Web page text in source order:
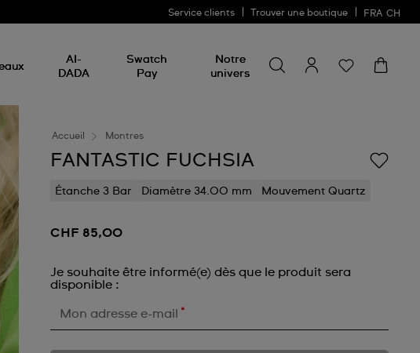
Service clients Trouver une boutique FRA CH
AI-
DADA
Swatch
Pay
Notre
univers
un
produit
Accueil Montres
FANTASTIC FUCHSIA
Étanche 3 Bar Diamètre 34.00 mm Mouvement Quartz
CHF 85,00
Je souhaite être informé(e) dès que le produit sera
disponible :
Mon adresse e-mail *